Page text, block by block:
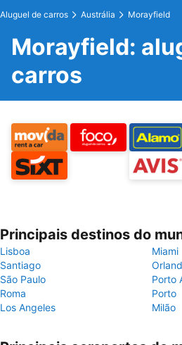
Aluguel de carros Austrália Morayfield
Morayfield:
carros
Principais destinos do
Lisboa
Miami
Santiago
São Paulo
Porto
Roma
Porto
Los Angeles
Milão